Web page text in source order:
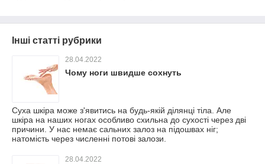
Інші статті рубрики
28.04.2022
Чому ноги швидше сохнуть
Суха шкіра може з'явитись на будь-якій ділянці тіла. Але
шкіра на наших ногах особливо схильна до сухості через дві
причини. У нас немає сальних залоз на підошвах ніг;
натомість через численні потові залози.
28.04.2022